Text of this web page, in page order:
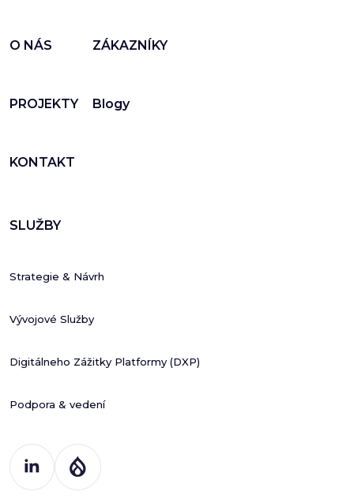
O NÁS ZÁKAZNÍKY
PROJEKTY Blogy
KONTAKT
SLUŽBY
Strategie & Návrh
Vývojové Služby
Digitálneho Zážitky Platformy (DXP)
Podpora & vedení